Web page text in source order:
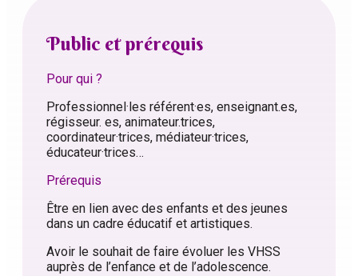
Public et prérequis
Pour qui ?
Professionnel·les référent·es, enseignant.es,
régisseur. es, animateur.trices,
coordinateur·trices, médiateur·trices,
éducateur·trices…
Prérequis
Être en lien avec des enfants et des jeunes
dans un cadre éducatif et artistiques.
Avoir le souhait de faire évoluer les VHSS
auprès de l’enfance et de l’adolescence.